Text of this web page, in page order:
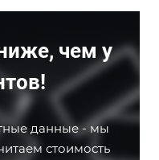
чем у
данные - мы
стоимость